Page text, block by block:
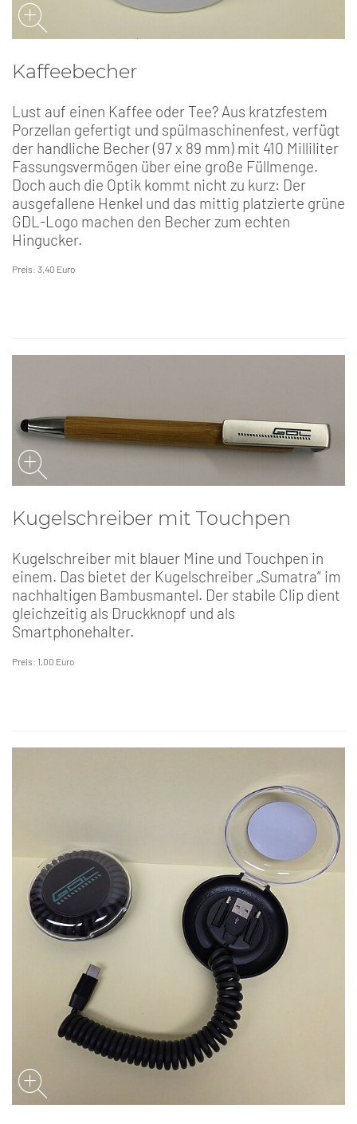
Kaffeebecher
Lust auf einen Kaffee oder Tee? Aus kratzfestem
Porzellan gefertigt und spülmaschinenfest, verfügt
der handliche Becher (97 x 89 mm) mit 410 Milliliter
Fassungsvermögen über eine große Füllmenge.
Doch auch die Optik kommt nicht zu kurz: Der
ausgefallene Henkel und das mittig platzierte grüne
GDL-Logo machen den Becher zum echten
Hingucker.
Preis: 3,40 Euro
Kugelschreiber mit Touchpen
Kugelschreiber mit blauer Mine und Touchpen in
einem. Das bietet der Kugelschreiber „Sumatra“ im
nachhaltigen Bambusmantel. Der stabile Clip dient
gleichzeitig als Druckknopf und als
Smartphonehalter.
Preis: 1,00 Euro